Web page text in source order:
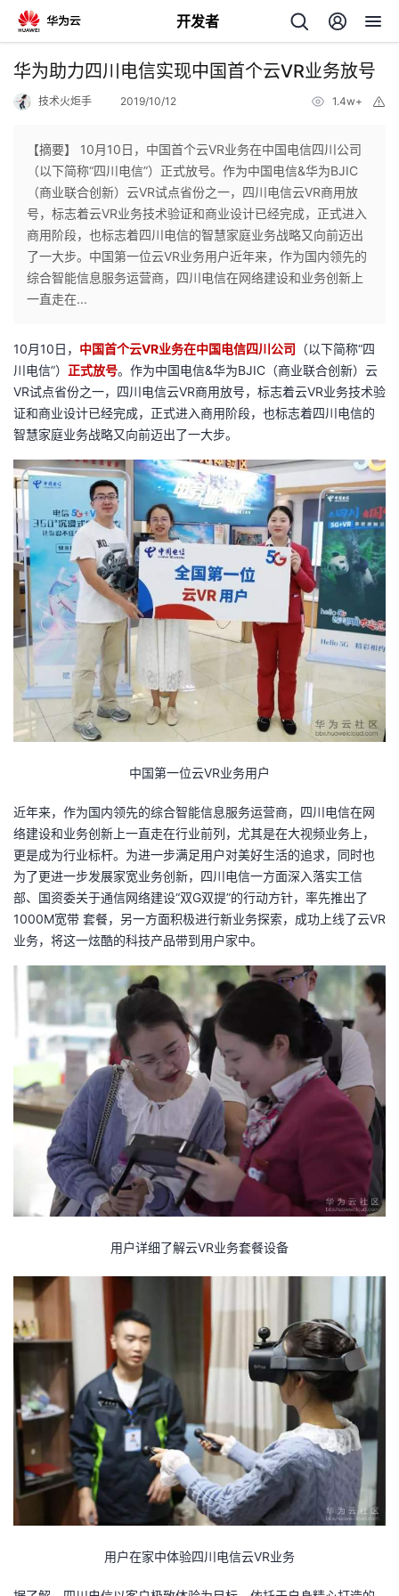
开发者
返
个
人
主
页
我
的
开
发
者
我
的
博
客
我
的
论
坛
我
的
圈
子
我
的
直
播
我
的
活
我
的
注
我
开
发
者
学
我
的
课
程
我
的
认
我
的
我
藏
的
Programs
我
的
支
持
我
的
技
支
我
的
声
华为助力四川电信实现中国首个云VR业务放号
技术火炬手 2019/10/12 1.4w+
【摘要】 10月10日，中国首个云VR业务在中国电信四川公司
（以下简称“四川电信”）正式放号。作为中国电信&华为BJIC
（商业联合创新）云VR试点省份之一，四川电信云VR商用放
号，标志着云VR业务技术验证和商业设计已经完成，正式进入
商用阶段，也标志着四川电信的智慧家庭业务战略又向前迈出
了一大步。中国第一位云VR业务用户近年来，作为国内领先的
综合智能信息服务运营商，四川电信在网络建设和业务创新上
一直走在...
10月10日， 中国首个云VR业务在中国电信四川公司 （以下简称“四
川电信”） 正式放号。作为中国电信&华为BJIC（商业联合创新）云
VR试点省份之一，四川电信云VR商用放号，标志着云VR业务技术验
证和商业设计已经完成，正式进入商用阶段，也标志着四川电信的
智慧家庭业务战略又向前迈出了一大步。
中国第一位云VR业务用户
近年来，作为国内领先的综合智能信息服务运营商，四川电信在网
络建设和业务创新上一直走在行业前列，尤其是在大视频业务上，
更是成为行业标杆。为进一步满足用户对美好生活的追求，同时也
为了更进一步发展家宽业务创新，四川电信一方面深入落实工信
部、国资委关于通信网络建设“双G双提”的行动方针，率先推出了
1000M宽带 套餐，另一方面积极进行新业务探索，成功上线了云VR
业务，将这一炫酷的科技产品带到用户家中。
用户详细了解云VR业务套餐设备
用户在家中体验四川电信云VR业务